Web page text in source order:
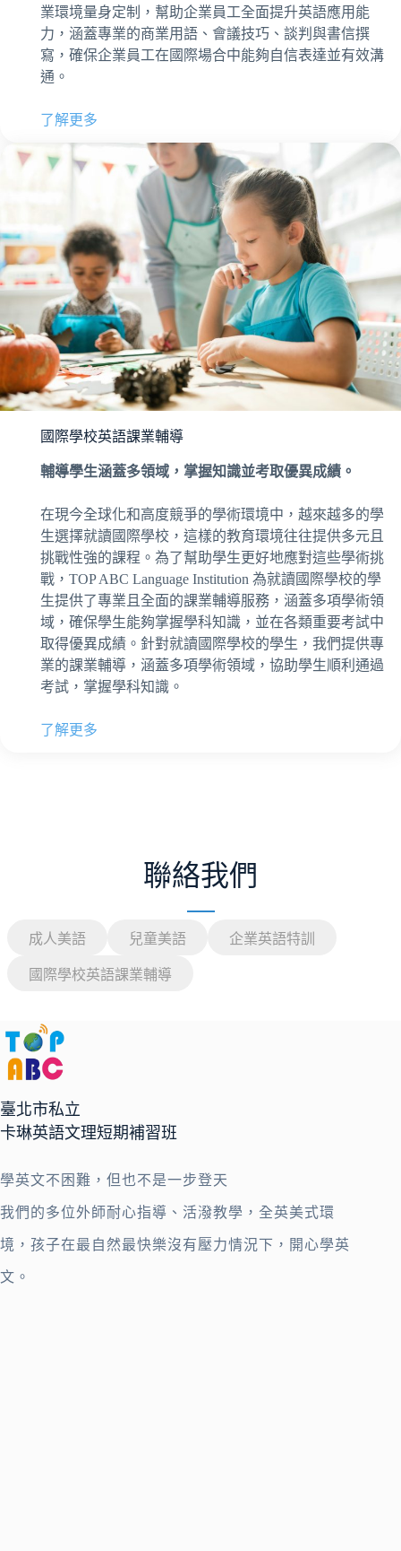
業環境量身定制，幫助企業員工全面提升英語應用能
力，涵蓋專業的商業用語、會議技巧、談判與書信撰
寫，確保企業員工在國際場合中能夠自信表達並有效溝
通。
了解更多
國際學校英語課業輔導
輔導學生涵蓋多領域，掌握知識並考取優異成績。
在現今全球化和高度競爭的學術環境中，越來越多的學
生選擇就讀國際學校，這樣的教育環境往往提供多元且
挑戰性強的課程。為了幫助學生更好地應對這些學術挑
戰，TOP ABC Language Institution 為就讀國際學校的學
生提供了專業且全面的課業輔導服務，涵蓋多項學術領
域，確保學生能夠掌握學科知識，並在各類重要考試中
取得優異成績。針對就讀國際學校的學生，我們提供專
業的課業輔導，涵蓋多項學術領域，協助學生順利通過
考試，掌握學科知識。
了解更多
聯絡我們
成人美語 兒童美語 企業英語特訓
國際學校英語課業輔導
臺北市私立
卡琳英語文理短期補習班
學英文不困難，但也不是一步登天
我們的多位外師耐心指導、活潑教學，全英美式環
境，孩子在最自然最快樂沒有壓力情況下，開心學英
文。